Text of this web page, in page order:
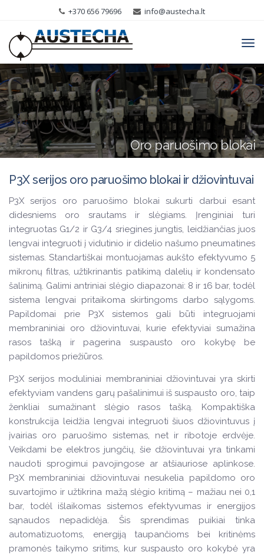
+370 656 79696 info@austecha.lt
Oro paruošimo blokai
P3X serijos oro paruošimo blokai ir džiovintuvai
P3X serijos oro paruošimo blokai sukurti darbui esant
didesniems oro srautams ir slėgiams. Įrenginiai turi
integruotas G1/2 ir G3/4 sriegines jungtis, leidžiančias juos
lengvai integruoti į vidutinio ir didelio našumo pneumatines
sistemas. Standartiškai montuojamas aukšto efektyvumo 5
mikronų filtras, užtikrinantis patikimą dalelių ir kondensato
šalinimą. Galimi antriniai slėgio diapazonai: 8 ir 16 bar, todėl
sistema lengvai pritaikoma skirtingoms darbo sąlygoms.
Papildomai prie P3X sistemos gali būti integruojami
membraniniai oro džiovintuvai, kurie efektyviai sumažina
rasos tašką ir pagerina suspausto oro kokybę be
papildomos priežiūros.
P3X serijos moduliniai membraniniai džiovintuvai yra skirti
efektyviam vandens garų pašalinimui iš suspausto oro, taip
ženkliai sumažinant slėgio rasos tašką. Kompaktiška
konstrukcija leidžia lengvai integruoti šiuos džiovintuvus į
įvairias oro paruošimo sistemas, net ir ribotoje erdvėje.
Veikdami be elektros jungčių, šie džiovintuvai yra tinkami
naudoti sprogimui pavojingose ar atšiauriose aplinkose.
P3X membraniniai džiovintuvai nesukelia papildomo oro
suvartojimo ir užtikrina mažą slėgio kritimą – mažiau nei 0,1
bar, todėl išlaikomas sistemos efektyvumas ir energijos
sąnaudos nepadidėja. Šis sprendimas puikiai tinka
automatizuotoms, energiją taupančioms bei kritinėms
pramonės taikymo sritims, kur suspausto oro kokybė yra